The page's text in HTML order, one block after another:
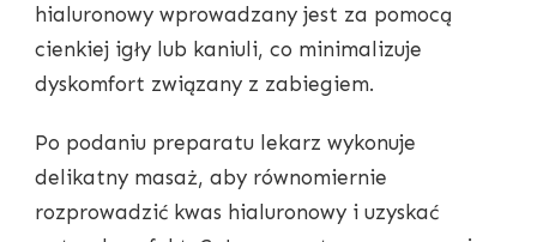
hialuronowy wprowadzany jest za pomocą
cienkiej igły lub kaniuli, co minimalizuje
dyskomfort związany z zabiegiem.
Po podaniu preparatu lekarz wykonuje
delikatny masaż, aby równomiernie
rozprowadzić kwas hialuronowy i uzyskać